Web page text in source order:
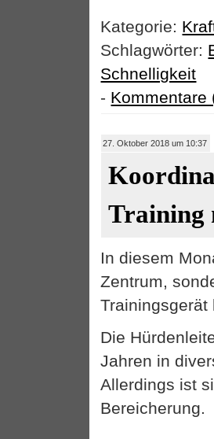
Kategorie:
Schlagwörter:
Schnelligkeit
- Kommentare
27. Oktober 2018 um 10:37
Training
In diesem
Zentrum,
Die
Jahren in
Allerdings ist
Bereicherung.